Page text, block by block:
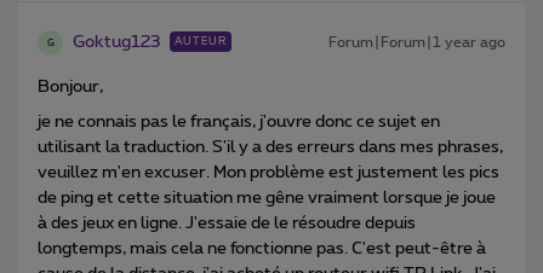
G Goktug123 AUTEUR Forum|Forum|1 year ago
Bonjour,
je ne connais pas le français, j'ouvre donc ce sujet en
utilisant la traduction. S'il y a des erreurs dans mes phrases,
veuillez m'en excuser. Mon problème est justement les pics
de ping et cette situation me gêne vraiment lorsque je joue
à des jeux en ligne. J'essaie de le résoudre depuis
longtemps, mais cela ne fonctionne pas. C'est peut-être à